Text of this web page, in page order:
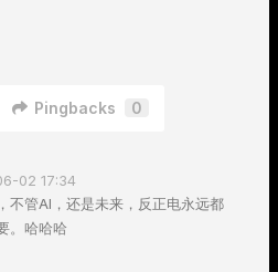
Pingbacks 0
02 17:34
不管AI，还是未来，反正电永远都
。哈哈哈